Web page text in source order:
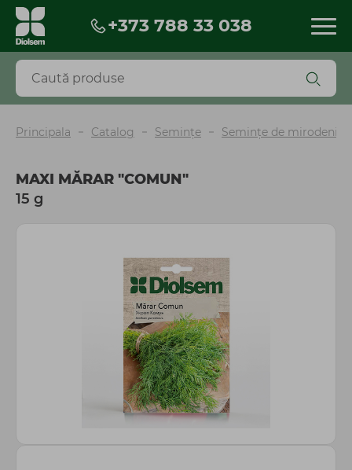
+373 788 33 038
Produse
BESTSELLERS
Pesticide
Seminţe
Unelte, instrumente, accesorii
Agrotextil și plasă
Peliculă sere și mulcire
Totul pentru gospodărie
Principala Catalog Seminţe Semințe de mirodenii,
MAXI MĂRAR "COMUN"
15 g